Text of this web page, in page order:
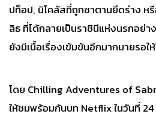
ปท็อป, นิโคลัสที่ถูกซาตานยึดร่าง ห
ลิธ ที่ได้กลายเป็นราชินีแห่งนรกอย่
ยังมีเนื้อเรื่องเข้มข้นอีกมากมายรอใ
โดย Chilling Adventures of
ให้ชมพร้อมกันบท Netflix ในวันที่